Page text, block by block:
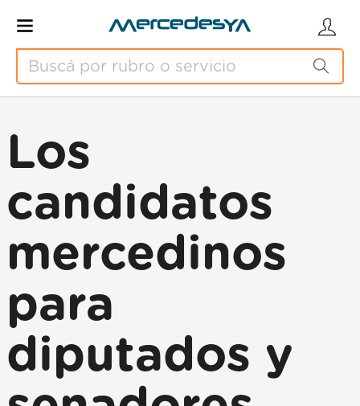
Los
candidatos
mercedinos
para
diputados y